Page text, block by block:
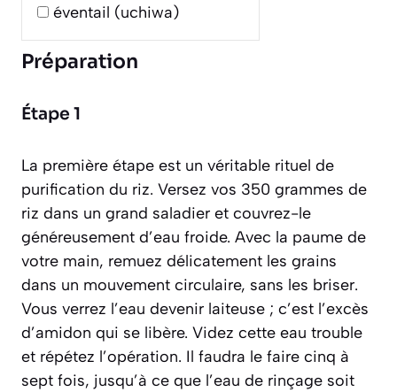
éventail (uchiwa)
Préparation
Étape 1
La première étape est un véritable rituel de
purification du riz. Versez vos 350 grammes de
riz dans un grand saladier et couvrez-le
généreusement d’eau froide. Avec la paume de
votre main, remuez délicatement les grains
dans un mouvement circulaire, sans les briser.
Vous verrez l’eau devenir laiteuse ; c’est l’excès
d’amidon qui se libère. Videz cette eau trouble
et répétez l’opération. Il faudra le faire cinq à
sept fois, jusqu’à ce que l’eau de rinçage soit